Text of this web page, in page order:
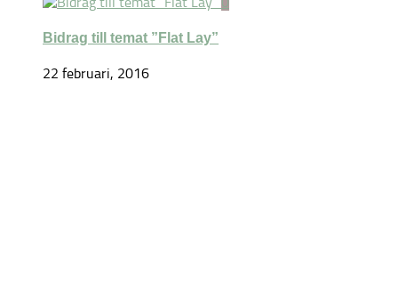
Bidrag till temat ”Flat Lay”
22 februari, 2016